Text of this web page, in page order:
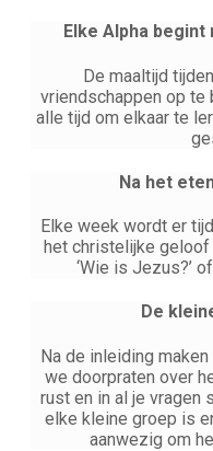
Elke Alpha
De maaltijd
vriendschappen op te
alle tijd om elkaar te
Na het
Elke week wordt er
het christelijke geloof
‘Wie is Jezus?’
De
Na de inleiding
we doorpraten over
rust en in al je vragen
elke kleine groep is
aanwezig om